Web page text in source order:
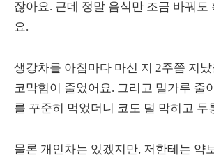
잖아요. 근데 정말 음식만 조금 바꿔도
요.
생강차를 아침마다 마신 지 2주쯤 지
코막힘이 줄었어요. 그리고 밀가루 줄
를 꾸준히 먹었더니 코도 덜 막히고 두
물론 개인차는 있겠지만, 저한테는 약